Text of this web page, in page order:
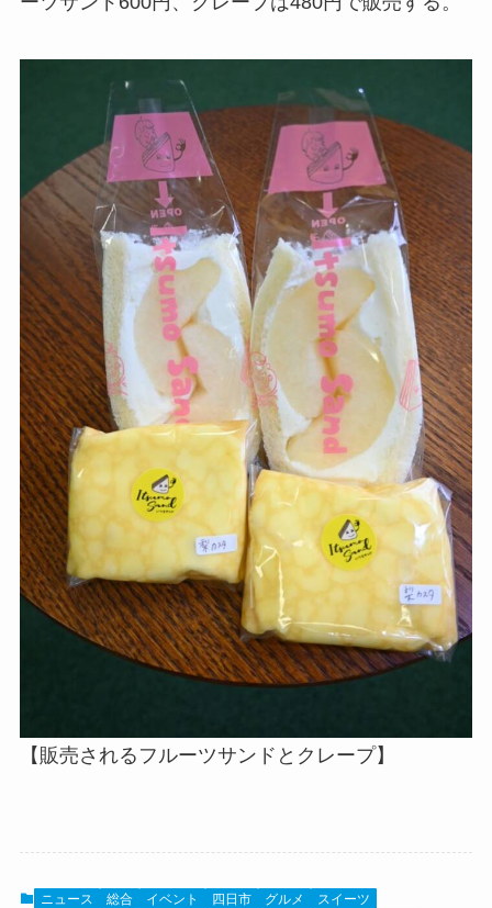
【販売されるフルーツサンドとクレープ】
ニュース 総合 イベント 四日市 グルメ
スイーツ